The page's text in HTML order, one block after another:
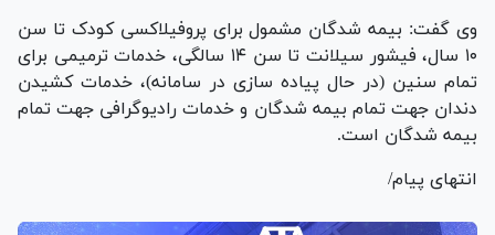
وی گفت: بیمه شدگان مشمول برای پروفیلاکسی کودک تا سن
۱۰ سال، فیشور سیلانت تا سن ۱۴ سالگی، خدمات ترمیمی برای
تمام سنین (در حال پیاده سازی در سامانه)، خدمات کشیدن
دندان جهت تمام بیمه شدگان و خدمات رادیوگرافی جهت تمام
بیمه شدگان است.
انتهای پیام/